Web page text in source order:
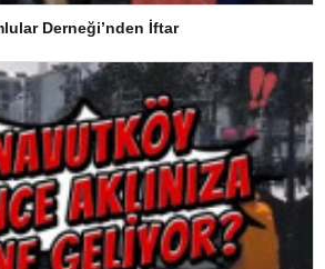
Derneği’nden İftar